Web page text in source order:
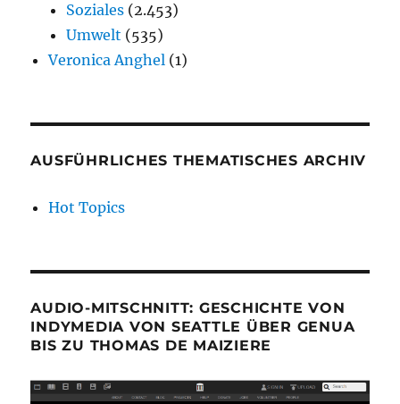
Soziales (2.453)
Umwelt (535)
Veronica Anghel (1)
AUSFÜHRLICHES THEMATISCHES ARCHIV
Hot Topics
AUDIO-MITSCHNITT: GESCHICHTE VON
INDYMEDIA VON SEATTLE ÜBER GENUA
BIS ZU THOMAS DE MAIZIERE